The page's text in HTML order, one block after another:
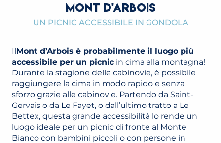
MONT D'ARBOIS
UN PICNIC ACCESSIBILE IN GONDOLA
IlMont d’Arbois è probabilmente il luogo più
accessibile per un picnic in cima alla montagna!
Durante la stagione delle cabinovie, è possibile
raggiungere la cima in modo rapido e senza
sforzo grazie alle cabinovie. Partendo da Saint-
Gervais o da Le Fayet, o dall’ultimo tratto a Le
Bettex, questa grande accessibilità lo rende un
luogo ideale per un picnic di fronte al Monte
Bianco con bambini piccoli o con persone in